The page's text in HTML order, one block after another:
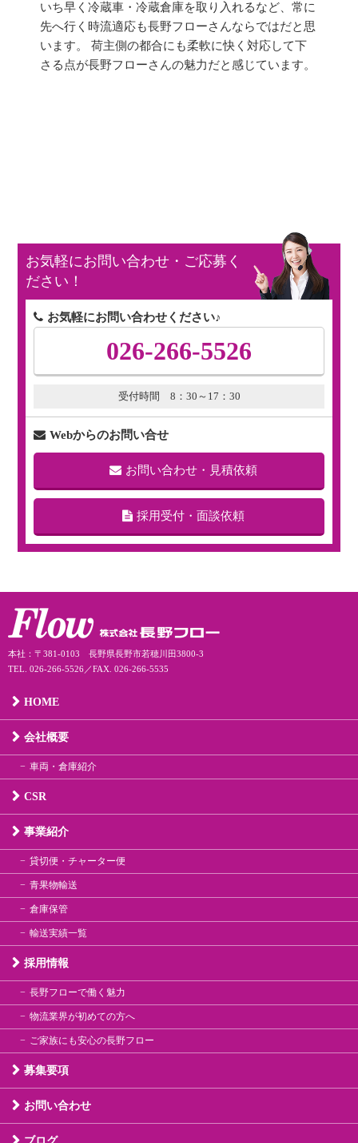
いち早く冷蔵車・冷蔵倉庫を取り入れるなど、常に
先へ行く時流適応も長野フローさんならではだと思
います。 荷主側の都合にも柔軟に快く対応して下
さる点が長野フローさんの魅力だと感じています。
お気軽にお問い合わせ・ご応募く
ださい！
お気軽にお問い合わせください♪
026-266-5526
受付時間 8：30～17：30
Webからのお問い合せ
お問い合わせ・見積依頼
採用受付・面談依頼
本社：〒381-0103 長野県長野市若穂川田3800-3
TEL. 026-266-5526／FAX. 026-266-5535
HOME
会社概要
車両・倉庫紹介
CSR
事業紹介
貸切便・チャーター便
青果物輸送
倉庫保管
輸送実績一覧
採用情報
長野フローで働く魅力
物流業界が初めての方へ
ご家族にも安心の長野フロー
募集要項
お問い合わせ